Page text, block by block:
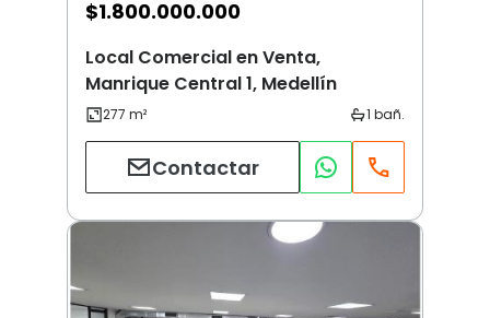
$1.800.000.000
Local Comercial en Venta,
Manrique Central 1, Medellín
Contactar